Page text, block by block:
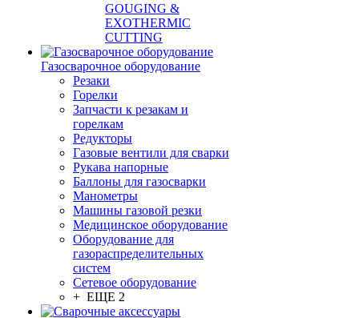
GOUGING &
EXOTHERMIC
CUTTING
Газосварочное оборудование
Резаки
Горелки
Запчасти к резакам и
горелкам
Редукторы
Газовые вентили для сварки
Рукава напорные
Баллоны для газосварки
Манометры
Машины газовой резки
Медицинское оборудование
Оборудование для
газораспределительных
систем
Сетевое оборудование
+ ЕЩЕ 2